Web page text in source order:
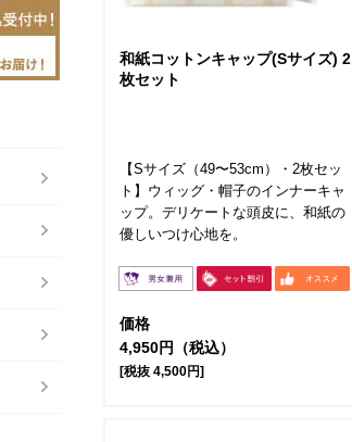
和紙コットンキャップ(Sサイズ) 2
枚セット
【Sサイズ（49〜53cm）・2枚セッ
ト】ウィッグ・帽子のインナーキャ
ップ。デリケートな頭皮に、和紙の
優しいつけ心地を。
価格
4,950円（税込）
[税抜 4,500円]